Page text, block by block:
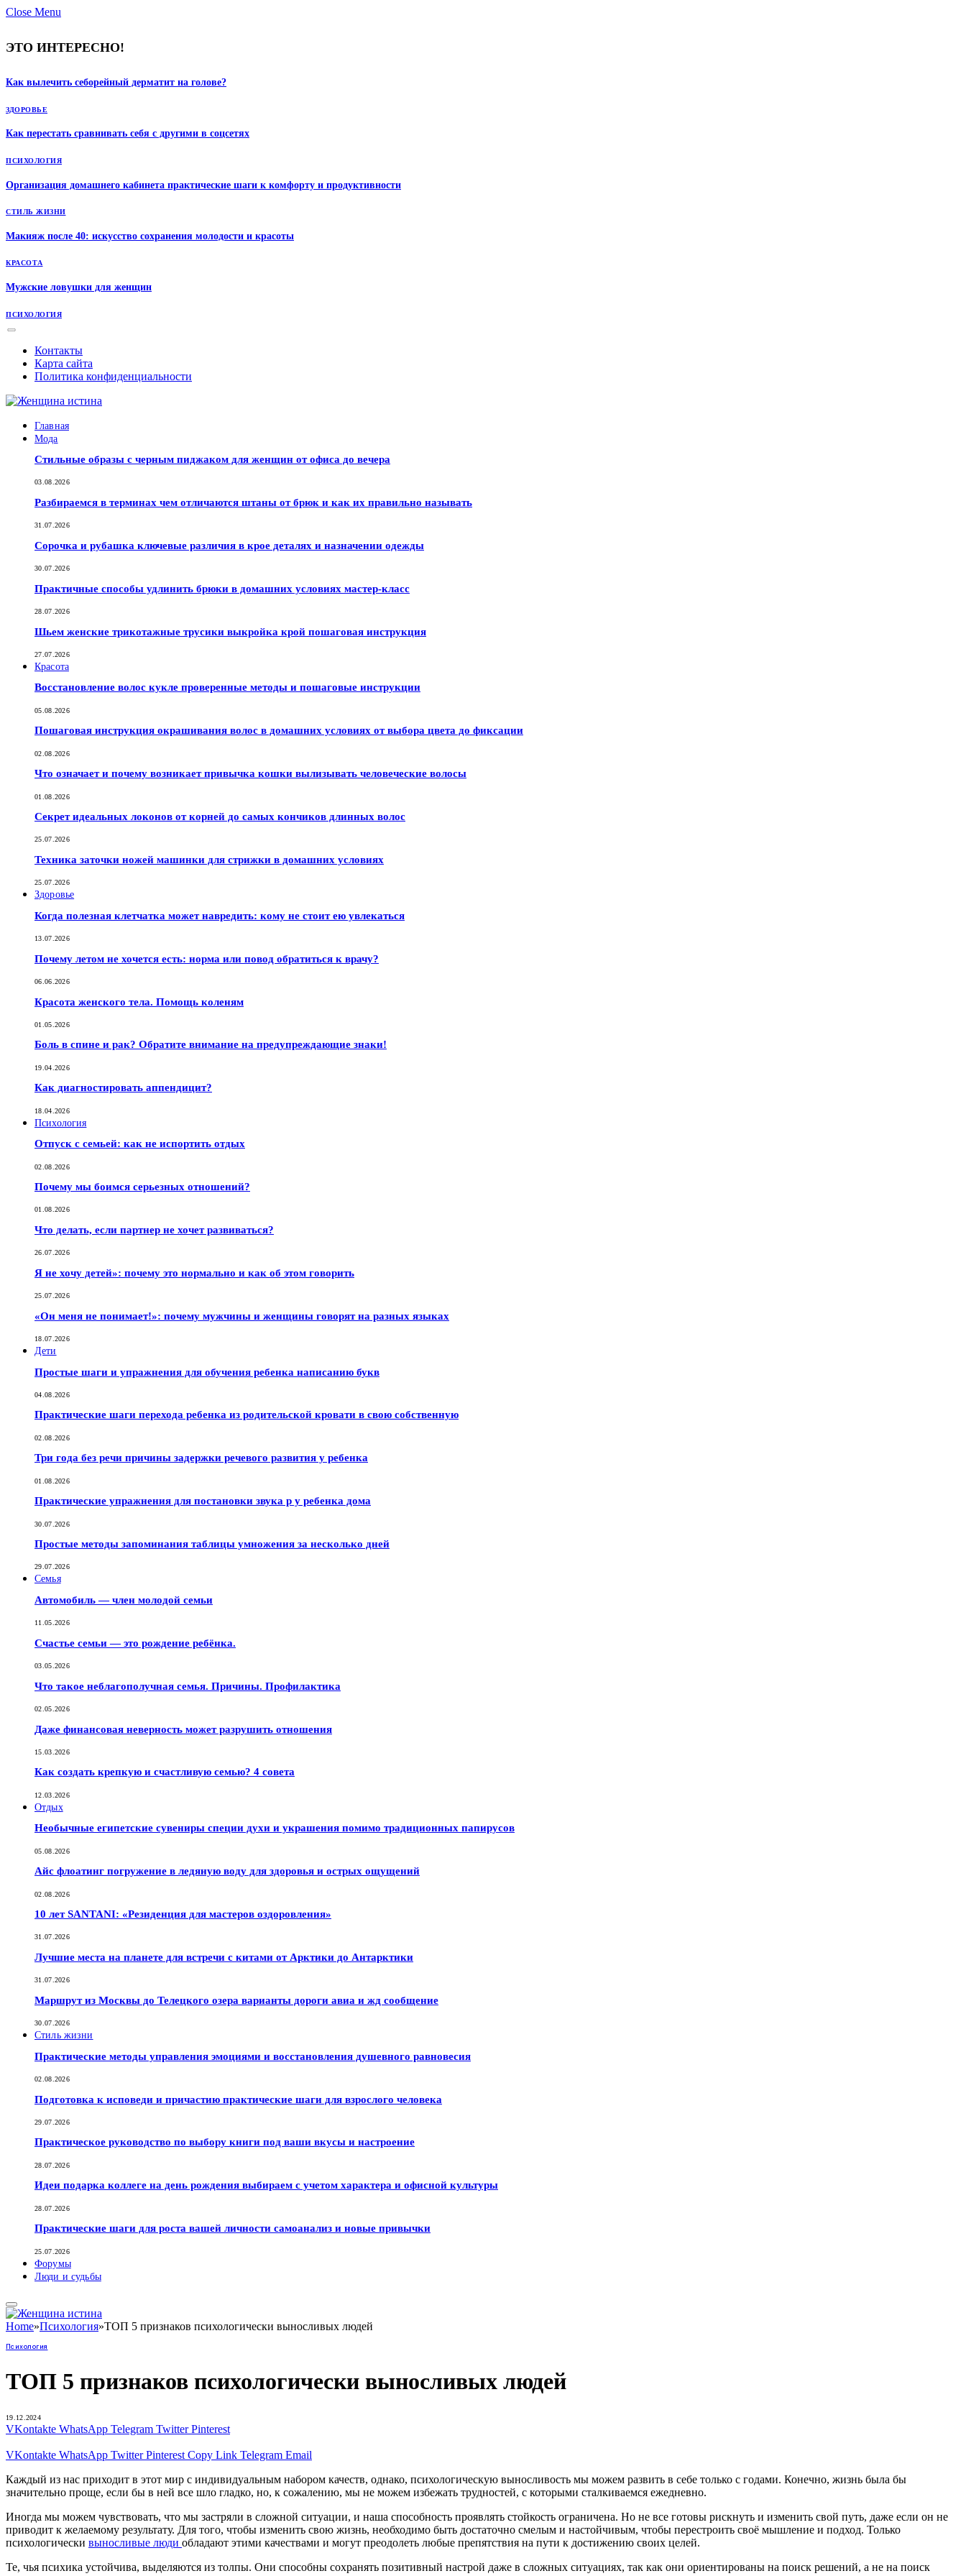
Close Menu
ЭТО ИНТЕРЕСНО!
Как вылечить себорейный дерматит на голове?
ЗДОРОВЬЕ
Как перестать сравнивать себя с другими в соцсетях
ПСИХОЛОГИЯ
Организация домашнего кабинета практические шаги к комфорту и продуктивности
СТИЛЬ ЖИЗНИ
Макияж после 40: искусство сохранения молодости и красоты
КРАСОТА
Мужские ловушки для женщин
ПСИХОЛОГИЯ
Контакты
Карта сайта
Политика конфиденциальности
Главная
Мода
Стильные образы с черным пиджаком для женщин от офиса до вечера
03.08.2026
Разбираемся в терминах чем отличаются штаны от брюк и как их правильно называть
31.07.2026
Сорочка и рубашка ключевые различия в крое деталях и назначении одежды
30.07.2026
Практичные способы удлинить брюки в домашних условиях мастер-класс
28.07.2026
Шьем женские трикотажные трусики выкройка крой пошаговая инструкция
27.07.2026
Красота
Восстановление волос кукле проверенные методы и пошаговые инструкции
05.08.2026
Пошаговая инструкция окрашивания волос в домашних условиях от выбора цвета до фиксации
02.08.2026
Что означает и почему возникает привычка кошки вылизывать человеческие волосы
01.08.2026
Секрет идеальных локонов от корней до самых кончиков длинных волос
25.07.2026
Техника заточки ножей машинки для стрижки в домашних условиях
25.07.2026
Здоровье
Когда полезная клетчатка может навредить: кому не стоит ею увлекаться
13.07.2026
Почему летом не хочется есть: норма или повод обратиться к врачу?
06.06.2026
Красота женского тела. Помощь коленям
01.05.2026
Боль в спине и рак? Обратите внимание на предупреждающие знаки!
19.04.2026
Как диагностировать аппендицит?
18.04.2026
Психология
Отпуск с семьей: как не испортить отдых
02.08.2026
Почему мы боимся серьезных отношений?
01.08.2026
Что делать, если партнер не хочет развиваться?
26.07.2026
Я не хочу детей»: почему это нормально и как об этом говорить
25.07.2026
«Он меня не понимает!»: почему мужчины и женщины говорят на разных языках
18.07.2026
Дети
Простые шаги и упражнения для обучения ребенка написанию букв
04.08.2026
Практические шаги перехода ребенка из родительской кровати в свою собственную
02.08.2026
Три года без речи причины задержки речевого развития у ребенка
01.08.2026
Практические упражнения для постановки звука р у ребенка дома
30.07.2026
Простые методы запоминания таблицы умножения за несколько дней
29.07.2026
Семья
Автомобиль — член молодой семьи
11.05.2026
Счастье семьи — это рождение ребёнка.
03.05.2026
Что такое неблагополучная семья. Причины. Профилактика
02.05.2026
Даже финансовая неверность может разрушить отношения
15.03.2026
Как создать крепкую и счастливую семью? 4 совета
12.03.2026
Отдых
Необычные египетские сувениры специи духи и украшения помимо традиционных папирусов
05.08.2026
Айс флоатинг погружение в ледяную воду для здоровья и острых ощущений
02.08.2026
10 лет SANTANI: «Резиденция для мастеров оздоровления»
31.07.2026
Лучшие места на планете для встречи с китами от Арктики до Антарктики
31.07.2026
Маршрут из Москвы до Телецкого озера варианты дороги авиа и жд сообщение
30.07.2026
Стиль жизни
Практические методы управления эмоциями и восстановления душевного равновесия
02.08.2026
Подготовка к исповеди и причастию практические шаги для взрослого человека
29.07.2026
Практическое руководство по выбору книги под ваши вкусы и настроение
28.07.2026
Идеи подарка коллеге на день рождения выбираем с учетом характера и офисной культуры
28.07.2026
Практические шаги для роста вашей личности самоанализ и новые привычки
25.07.2026
Форумы
Люди и судьбы
Home»Психология»ТОП 5 признаков психологически выносливых людей
Психология
ТОП 5 признаков психологически выносливых людей
19.12.2024
VKontakte WhatsApp Telegram Twitter Pinterest
VKontakte WhatsApp Twitter Pinterest Copy Link Telegram Email
Каждый из нас приходит в этот мир с индивидуальным набором качеств, однако, психологическую выносливость мы можем развить в себе только с годами. Конечно, жизнь была бы
значительно проще, если бы в ней все шло гладко, но, к сожалению, мы не можем избежать трудностей, с которыми сталкиваемся ежедневно.
Иногда мы можем чувствовать, что мы застряли в сложной ситуации, и наша способность проявлять стойкость ограничена. Но не все готовы рискнуть и изменить свой путь, даже если он не
приводит к желаемому результату. Для того, чтобы изменить свою жизнь, необходимо быть достаточно смелым и настойчивым, чтобы перестроить своё мышление и подход. Только
психологически выносливые люди обладают этими качествами и могут преодолеть любые препятствия на пути к достижению своих целей.
Те, чья психика устойчива, выделяются из толпы. Они способны сохранять позитивный настрой даже в сложных ситуациях, так как они ориентированы на поиск решений, а не на поиск